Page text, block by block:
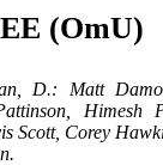
(OmU)
D.: Matt
Himesh
Scott, Corey